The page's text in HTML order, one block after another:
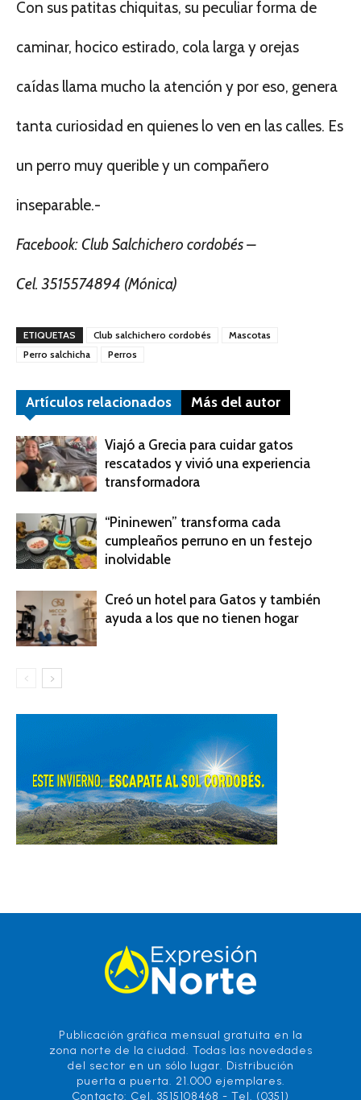
Con sus patitas chiquitas, su peculiar forma de
caminar, hocico estirado, cola larga y orejas
caídas llama mucho la atención y por eso, genera
tanta curiosidad en quienes lo ven en las calles. Es
un perro muy querible y un compañero
inseparable.-
Facebook: Club Salchichero cordobés –
Cel. 3515574894 (Mónica)
ETIQUETAS Club salchichero cordobés
Mascotas
Perro salchicha
Perros
Artículos relacionados Más del autor
Viajó a Grecia para cuidar gatos
rescatados y vivió una experiencia
transformadora
“Pininewen” transforma cada
cumpleaños perruno en un festejo
inolvidable
Creó un hotel para Gatos y también
ayuda a los que no tienen hogar
Publicación gráfica mensual gratuita en la
zona norte de la ciudad. Todas las novedades
del sector en un sólo lugar. Distribución
puerta a puerta. 21.000 ejemplares.
Contacto: Cel. 3515108468 - Tel. (0351)